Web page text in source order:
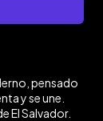
pensado
y se une.
El Salvador.